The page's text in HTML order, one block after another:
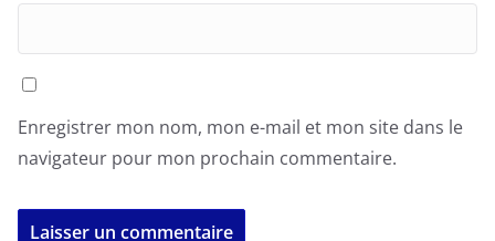
Enregistrer mon nom, mon e-mail et mon site dans le
navigateur pour mon prochain commentaire.